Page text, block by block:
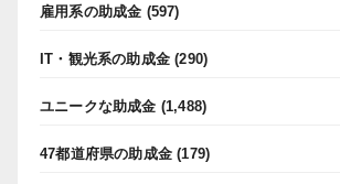
雇用系の助成金 (597)
IT・観光系の助成金 (290)
ユニークな助成金 (1,488)
47都道府県の助成金 (179)